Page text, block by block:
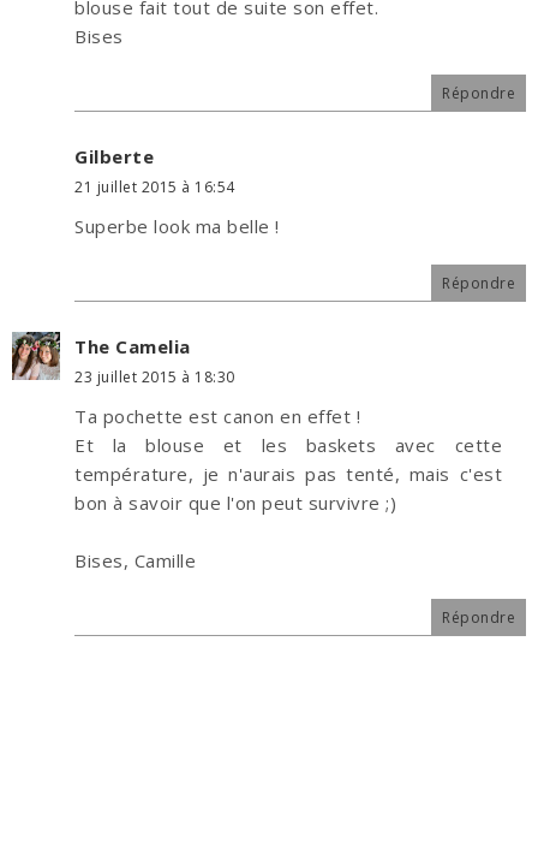
blouse fait tout de suite son effet.
Bises
Répondre
Gilberte
21 juillet 2015 à 16:54
Superbe look ma belle !
Répondre
The Camelia
23 juillet 2015 à 18:30
Ta pochette est canon en effet !
Et la blouse et les baskets avec cette
température, je n'aurais pas tenté, mais c'est
bon à savoir que l'on peut survivre ;)
Bises, Camille
Répondre